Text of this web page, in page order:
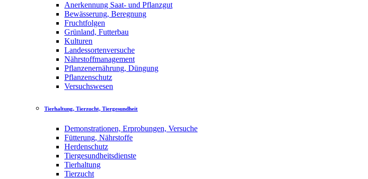
Anerkennung Saat- und Pflanzgut
Bewässerung, Beregnung
Fruchtfolgen
Grünland, Futterbau
Kulturen
Landessortenversuche
Nährstoffmanagement
Pflanzenernährung, Düngung
Pflanzenschutz
Versuchswesen
Tierhaltung, Tierzucht, Tiergesundheit
Demonstrationen, Erprobungen, Versuche
Fütterung, Nährstoffe
Herdenschutz
Tiergesundheitsdienste
Tierhaltung
Tierzucht